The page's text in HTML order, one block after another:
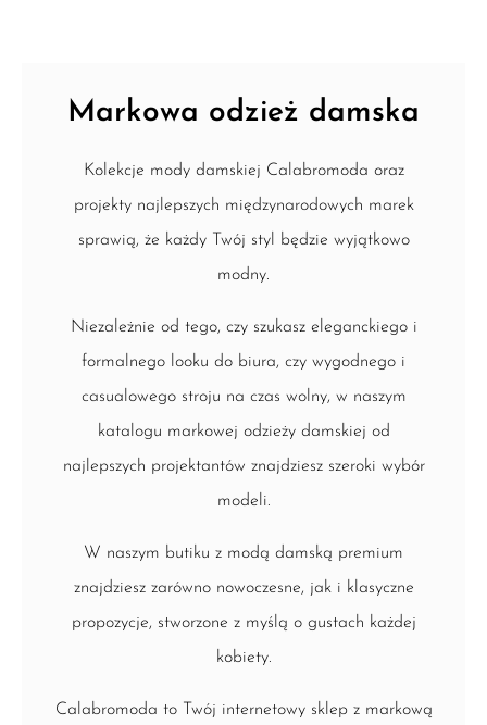
Markowa odzież damska
Kolekcje mody damskiej Calabromoda oraz
projekty najlepszych międzynarodowych marek
sprawią, że każdy Twój styl będzie wyjątkowo
modny.
Niezależnie od tego, czy szukasz eleganckiego i
formalnego looku do biura, czy wygodnego i
casualowego stroju na czas wolny, w naszym
katalogu markowej odzieży damskiej od
najlepszych projektantów znajdziesz szeroki wybór
modeli.
W naszym butiku z modą damską premium
znajdziesz zarówno nowoczesne, jak i klasyczne
propozycje, stworzone z myślą o gustach każdej
kobiety.
Calabromoda to Twój internetowy sklep z markową